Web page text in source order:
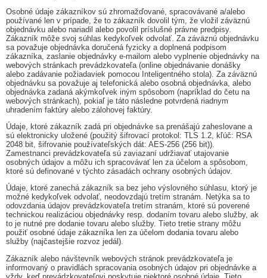
Osobné údaje zákazníkov sú zhromažďované, spracovávané a/alebo
používané len v prípade, že to zákazník dovolil tým, že vložil záväznú
objednávku alebo nariadil alebo povolil príslušné právne predpisy.
Zákazník môže svoj súhlas kedykoľvek odvolať. Za záväznú objednávku
sa považuje objednávka doručená fyzicky a doplnená podpisom
zákazníka, zaslanie objednávky e-mailom alebo vyplnenie objednávky na
webových stránkach prevádzkovateľa (online objednávanie donášky
alebo zadávanie požiadaviek pomocou Inteligentného stola). Za záväznú
objednávku sa považuje aj telefonická alebo osobná objednávka, alebo
objednávka zadaná akýmkoľvek iným spôsobom (napríklad do četu na
webových stránkach), pokiaľ je táto následne potvrdená riadnym
uhradením faktúry alebo zálohovej faktúry.
Údaje, ktoré zákazník zadá pri objednávke sa prenášajú zaheslovane a
sú elektronicky uložené (použitý šifrovací protokol: TLS 1.2, kľúč: RSA
2048 bit, šifrovanie používateľských dát: AES-256 (256 bit)).
Zamestnanci prevádzkovateľa sú zaviazaní udržiavať utajovanie
osobných údajov a môžu ich spracovávať len za účelom a spôsobom,
ktoré sú definované v týchto zásadách ochrany osobných údajov.
Údaje, ktoré zanechá zákazník sa bez jeho výslovného súhlasu, ktorý je
možné kedykoľvek odvolať, neodovzdajú tretím stranám. Netýka sa to
odovzdania údajov prevádzkovateľa tretím stranám, ktoré sú poverené
technickou realizáciou objednávky resp. dodaním tovaru alebo služby, ak
to je nutné pre dodanie tovaru alebo služby. Tieto tretie strany môžu
použiť osobné údaje zákazníka len za účelom dodania tovaru alebo
služby (najčastejšie rozvoz jedál).
Zákazník alebo návštevník webových stránok prevádzkovateľa je
informovaný o pravidlách spracovania osobných údajov pri objednávke a